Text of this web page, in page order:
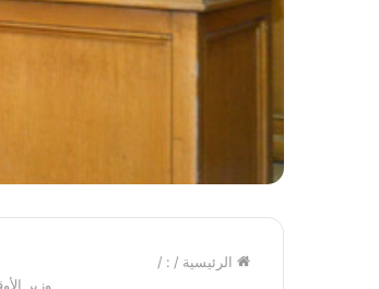
الرئيسية /
:
/
وزير